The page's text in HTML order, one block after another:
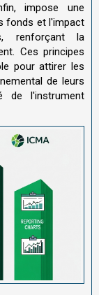
impose une
fonds et l'impact
renforçant la
Ces principes
pour attirer les
de leurs
de l'instrument